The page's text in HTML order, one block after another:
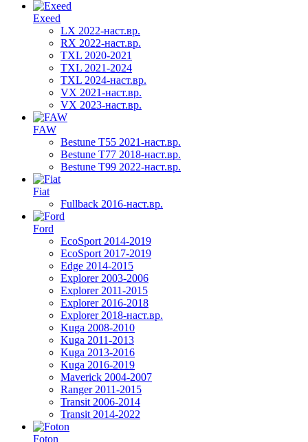
Exeed
LX 2022-наст.вр.
RX 2022-наст.вр.
TXL 2020-2021
TXL 2021-2024
TXL 2024-наст.вр.
VX 2021-наст.вр.
VX 2023-наст.вр.
FAW
Bestune T55 2021-наст.вр.
Bestune T77 2018-наст.вр.
Bestune T99 2022-наст.вр.
Fiat
Fullback 2016-наст.вр.
Ford
EcoSport 2014-2019
EcoSport 2017-2019
Edge 2014-2015
Explorer 2003-2006
Explorer 2011-2015
Explorer 2016-2018
Explorer 2018-наст.вр.
Kuga 2008-2010
Kuga 2011-2013
Kuga 2013-2016
Kuga 2016-2019
Maverick 2004-2007
Ranger 2011-2015
Transit 2006-2014
Transit 2014-2022
Foton